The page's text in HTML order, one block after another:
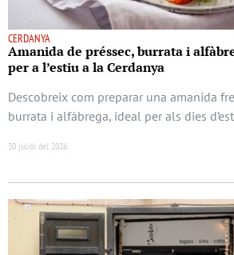
CERDANYA
Amanida de préssec, burrata i
per a l’estiu a la Cerdanya
Descobreix com preparar una amanida
burrata i alfàbrega, ideal per als dies
30 juliol del 2026